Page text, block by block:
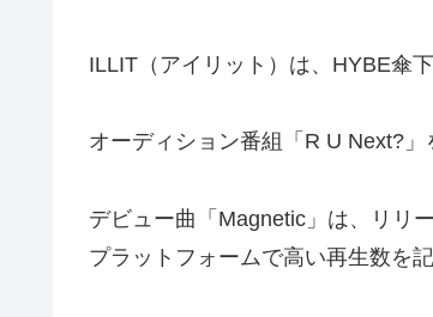
ILLIT（アイリット）は、HYBE傘
オーディション番組「R U Next?」
デビュー曲「Magnetic」は、リリ
プラットフォームで高い再生数を記